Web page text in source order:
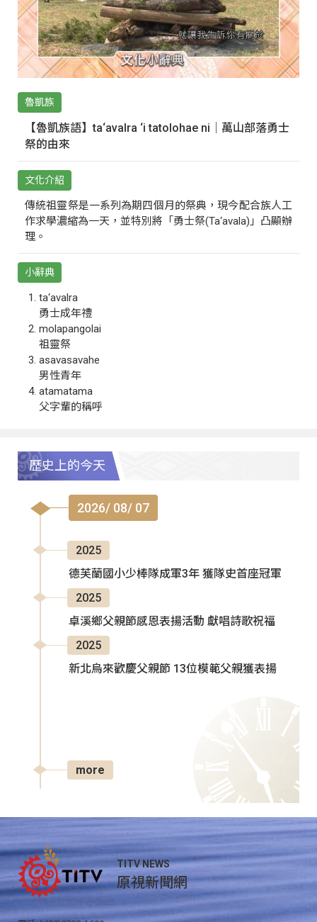
魯凱族
【魯凱族語】ta‘avalra ‘i tatolohae ni｜萬山部落勇士
祭的由來
文化介紹
傳統祖靈祭是一系列為期四個月的祭典，現今配合族人工
作求學濃縮為一天，並特別將「勇士祭(Ta‘avala)」凸顯辦
理。
小辭典
ta‘avalra
勇士成年禮
molapangolai
祖靈祭
asavasavahe
男性青年
atamatama
父字輩的稱呼
歷史上的今天
2026/ 08/ 07
2025
德芙蘭國小少棒隊成軍3年 獲隊史首座冠軍
2025
卓溪鄉父親節感恩表揚活動 獻唱詩歌祝福
2025
新北烏來歡慶父親節 13位模範父親獲表揚
more
TITV NEWS
原視新聞網